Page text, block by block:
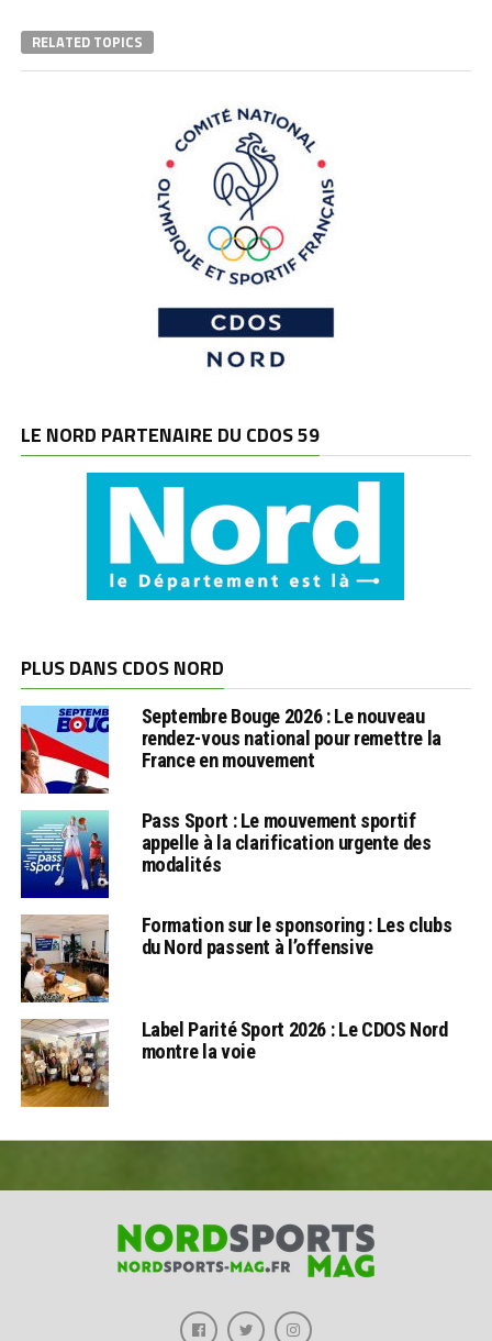
RELATED TOPICS
LE NORD PARTENAIRE DU CDOS 59
PLUS DANS CDOS NORD
Septembre Bouge 2026 : Le nouveau
rendez-vous national pour remettre la
France en mouvement
Pass Sport : Le mouvement sportif
appelle à la clarification urgente des
modalités
Formation sur le sponsoring : Les clubs
du Nord passent à l’offensive
Label Parité Sport 2026 : Le CDOS Nord
montre la voie